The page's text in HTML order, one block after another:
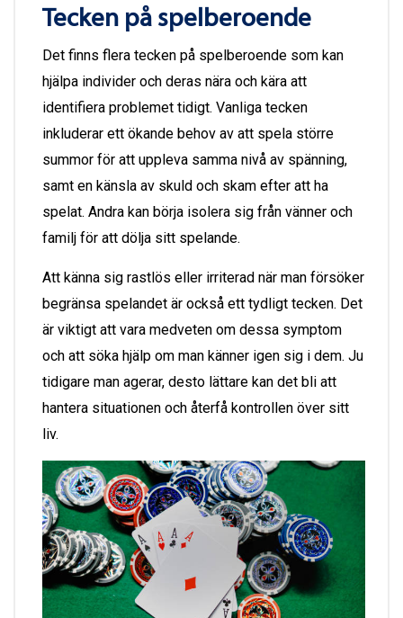
Tecken på spelberoende
Det finns flera tecken på spelberoende som kan
hjälpa individer och deras nära och kära att
identifiera problemet tidigt. Vanliga tecken
inkluderar ett ökande behov av att spela större
summor för att uppleva samma nivå av spänning,
samt en känsla av skuld och skam efter att ha
spelat. Andra kan börja isolera sig från vänner och
familj för att dölja sitt spelande.
Att känna sig rastlös eller irriterad när man försöker
begränsa spelandet är också ett tydligt tecken. Det
är viktigt att vara medveten om dessa symptom
och att söka hjälp om man känner igen sig i dem. Ju
tidigare man agerar, desto lättare kan det bli att
hantera situationen och återfå kontrollen över sitt
liv.